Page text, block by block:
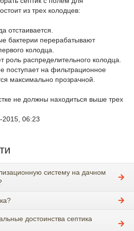
из трех колодцев:
отстаивается.
бактерии перерабатывают
колодца.
роль распределительного колодца.
поступает на фильтрационное
максимально прозрачной.
не должны находиться выше трех
06:23
систему на дачном
достоинства септика